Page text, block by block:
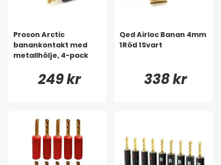
Proson Arctic
banankontakt med
metallhölje, 4-pack
249 kr
Qed Airloc Banan 4mm
1Röd 1Svart
338 kr